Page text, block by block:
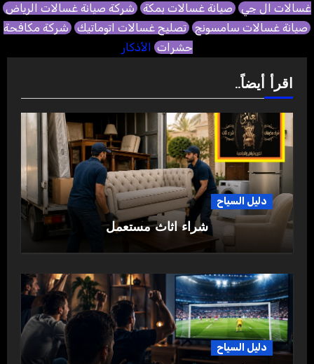
غسالات ال جي صيانة غسالات بمكة شركة صيانة غسالات الرياض
صيانة غسالات سامسونج تصليح غسالات اتوماتيك شركة مكافحة
حشرات الأذكار
اقرأ أيضاً..
دليل السياح
شراء اثاث مستعمل
دليل السياح